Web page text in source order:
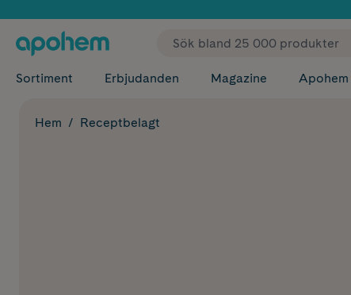
✓
Sortiment Erbjudanden Magazine
Hem Receptbelagt